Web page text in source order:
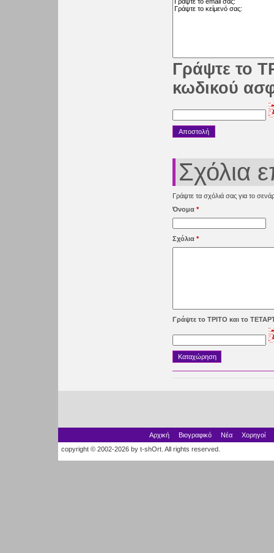
Γράψτε το
κωδικού
Σχόλια
Γράψτε τα σχόλιά σας για το
Όνομα *
Σχόλια *
Γράψτε το ΤΡΙΤΟ και το
Αρχική Βιογραφικό Νέα
Χορηγοί
copyright © 2002-2026 by t-shOrt. All rights reserved.